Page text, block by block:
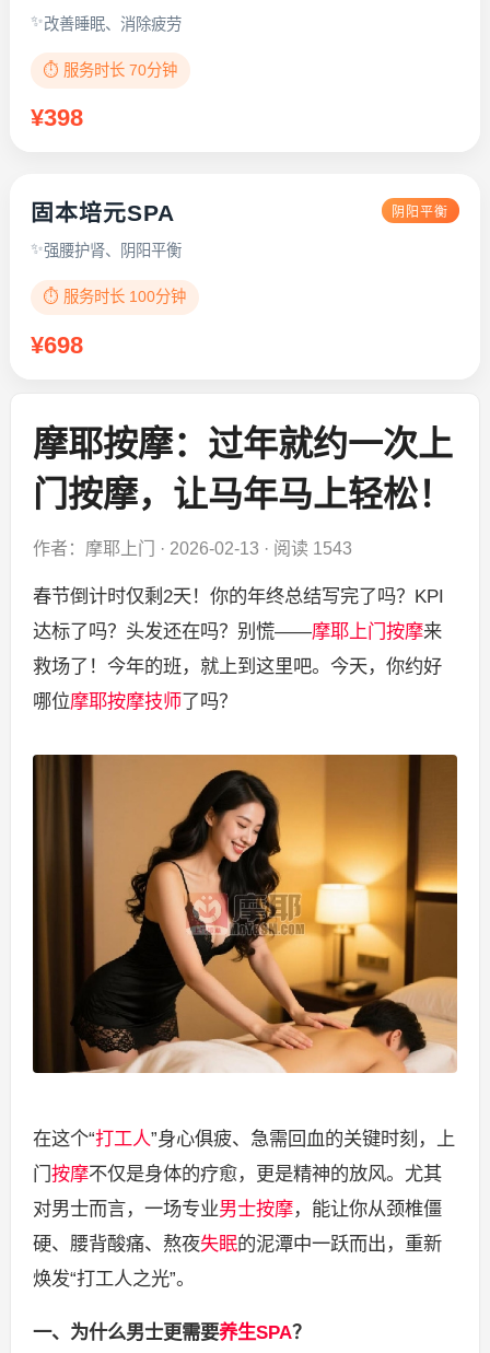
改善睡眠、消除疲劳
⏱️ 服务时长 70分钟
¥398
固本培元SPA 阴阳平衡
强腰护肾、阴阳平衡
⏱️ 服务时长 100分钟
¥698
摩耶按摩：过年就约一次上
门按摩，让马年马上轻松！
作者：摩耶上门 · 2026-02-13 · 阅读 1543
春节倒计时仅剩2天！你的年终总结写完了吗？KPI
达标了吗？头发还在吗？别慌——摩耶上门按摩来
救场了！今年的班，就上到这里吧。今天，你约好
哪位摩耶按摩技师了吗？
在这个“打工人”身心俱疲、急需回血的关键时刻，上
门按摩不仅是身体的疗愈，更是精神的放风。尤其
对男士而言，一场专业男士按摩，能让你从颈椎僵
硬、腰背酸痛、熬夜失眠的泥潭中一跃而出，重新
焕发“打工人之光”。
一、为什么男士更需要养生SPA？